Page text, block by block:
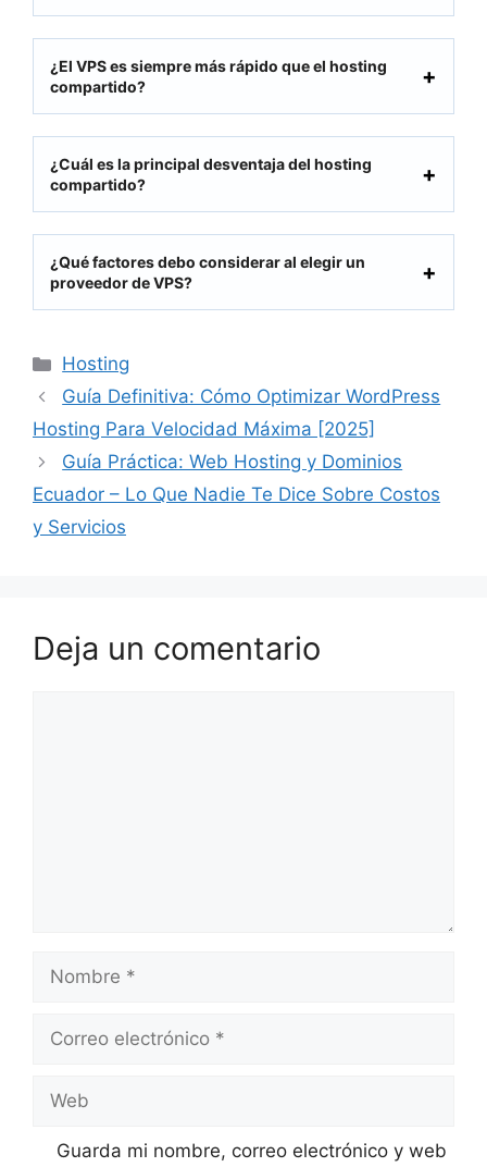
¿El VPS es siempre más rápido que el hosting
compartido?
¿Cuál es la principal desventaja del hosting
compartido?
¿Qué factores debo considerar al elegir un
proveedor de VPS?
Categorías
Hosting
Guía Definitiva: Cómo Optimizar WordPress
Hosting Para Velocidad Máxima [2025]
Guía Práctica: Web Hosting y Dominios
Ecuador – Lo Que Nadie Te Dice Sobre Costos
y Servicios
Deja un comentario
Nombre
Correo
Web
Guarda mi nombre, correo electrónico y web